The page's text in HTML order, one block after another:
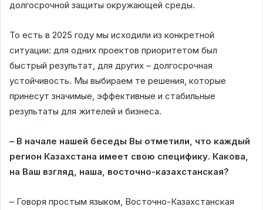
долгосрочной защиты окружающей среды.
То есть в 2025 году мы исходили из конкретной
ситуации: для одних проектов приоритетом был
быстрый результат, для других – долгосрочная
устойчивость. Мы выбираем те решения, которые
принесут значимые, эффективные и стабильные
результаты для жителей и бизнеса.
– В начале нашей беседы Вы отметили, что каждый
регион Казахстана имеет свою специфику. Какова,
на Ваш взгляд, наша, восточно-казахстанская?
– Говоря простым языком, Восточно-Казахстанская